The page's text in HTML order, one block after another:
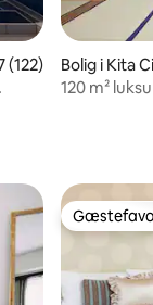
af 5 i
(122)
Bolig i Kita
120 m²
oplevelse